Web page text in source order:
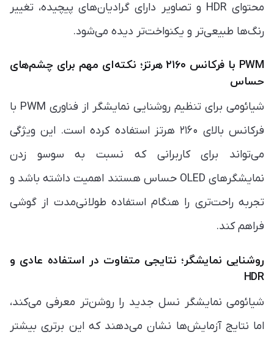
محتوای HDR و تصاویر دارای گرادیان‌های پیچیده، تغییر
رنگ‌ها طبیعی‌تر و یکنواخت‌تر دیده می‌شود.
PWM با فرکانس ۲۱۶۰ هرتز؛ نکته‌ای مهم برای چشم‌های
حساس
شیائومی برای تنظیم روشنایی نمایشگر از فناوری PWM با
فرکانس بالای ۲۱۶۰ هرتز استفاده کرده است. این ویژگی
می‌تواند برای کاربرانی که نسبت به سوسو زدن
نمایشگرهای OLED حساس هستند اهمیت داشته باشد و
تجربه راحت‌تری را هنگام استفاده طولانی‌مدت از گوشی
فراهم کند.
روشنایی نمایشگر؛ نتایجی متفاوت در استفاده عادی و
HDR
شیائومی نمایشگر نسل جدید را روشن‌تر معرفی می‌کند،
اما نتایج آزمایش‌ها نشان می‌دهند که این برتری بیشتر